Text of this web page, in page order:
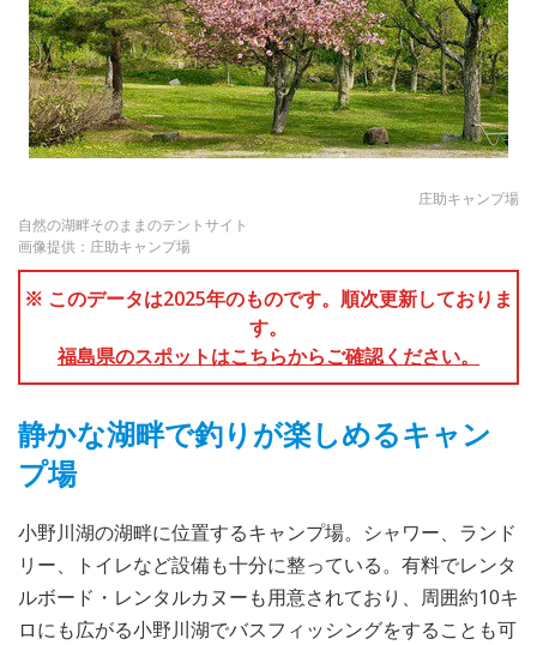
庄助キャンプ場
自然の湖畔そのままのテントサイト
画像提供：庄助キャンプ場
※ このデータは2025年のものです。順次更新しておりま
す。
福島県のスポットはこちらからご確認ください。
静かな湖畔で釣りが楽しめるキャン
プ場
小野川湖の湖畔に位置するキャンプ場。シャワー、ランド
リー、トイレなど設備も十分に整っている。有料でレンタ
ルボード・レンタルカヌーも用意されており、周囲約10キ
ロにも広がる小野川湖でバスフィッシングをすることも可